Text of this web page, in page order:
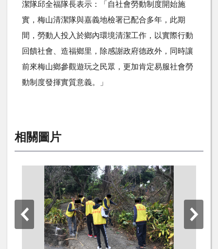
潔隊邱全福隊長表示：「自社會勞動制度開始施
實，梅山清潔隊與嘉義地檢署已配合多年，此期
間，勞動人投入於鄉內環境清潔工作，以實際行動
回饋社會、造福鄉里，除感謝政府德政外，同時讓
前來梅山鄉參觀遊玩之民眾，更加肯定易服社會勞
動制度發揮實質意義。」
相關圖片